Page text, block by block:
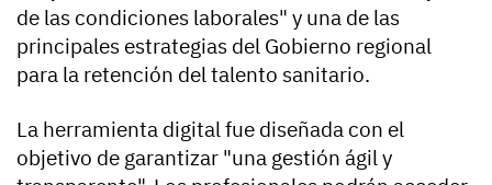
de las condiciones laborales" y una de las
principales estrategias del Gobierno regional
para la retención del talento sanitario.
La herramienta digital fue diseñada con el
objetivo de garantizar "una gestión ágil y